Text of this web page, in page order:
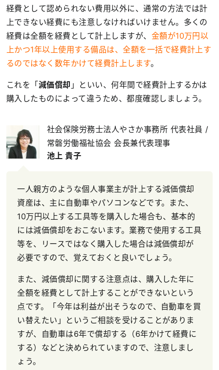
経費として認められない費用以外に、通常の方法では計
上できない経費にも注意しなければいけません。多くの
経費は全額を経費として計上しますが、 金額が10万円以
上かつ1年以上使用する備品は、全額を一括で経費計上す
るのではなく数年かけて経費計上します。
これを「減価償却 」といい、何年間で経費計上するかは
購入したものによって違うため、都度確認しましょう。
社会保険労務士法人やさか事務所 代表社員 /
常磐労働福祉協会 会長兼代表理事
池上 貴子
一人親方のような個人事業主が計上する減価償却
資産は、主に自動車やパソコンなどです。また、
10万円以上する工具等を購入した場合も、基本的
には減価償却をおこないます。業務で使用する工具
等を、リースではなく購入した場合は減価償却が
必要ですので、覚えておくと良いでしょう。
また、減価償却に関する注意点は、購入した年に
全額を経費として計上することができないという
点です。「今年は利益が出そうなので、自動車を買
い替えたい」というご相談を受けることがありま
すが、自動車は6年で償却する（6年かけて経費に
する）などと決められていますので、注意しまし
ょう。